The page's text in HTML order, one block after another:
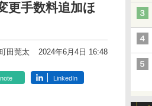
更手数料追加ほ
田莞太 2024年6月4日 16:48
note LinkedIn